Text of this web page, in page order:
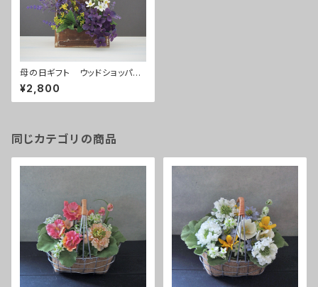
母の日ギフト ウッドショッパー
ズ
¥2,800
同じカテゴリの商品